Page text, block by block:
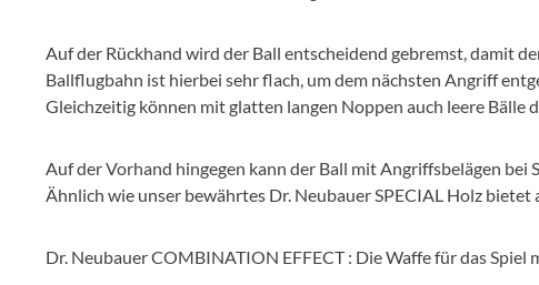
Auf der Rückhand wird der Ball entscheidend gebremst, damit
Ballflugbahn ist hierbei sehr flach, um dem nächsten Angriff
Gleichzeitig können mit glatten langen Noppen auch leere
Auf der Vorhand hingegen kann der Ball mit Angriffsbelägen bei
Ähnlich wie unser bewährtes Dr. Neubauer SPECIAL Holz
Dr. Neubauer COMBINATION EFFECT : Die Waffe für das Spiel